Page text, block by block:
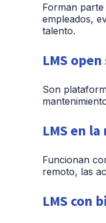
Forman
empleados,
talento.
LMS
Son
LMS en la
Funcionan
remoto, las
LMS con